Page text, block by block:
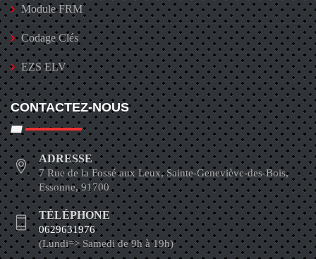
Module FRM
Codage Clés
EZS ELV
CONTACTEZ-NOUS
ADRESSE
7 Rue de la Fossé aux Leux, Sainte-Geneviève-des-Bois,
Essonne, 91700
TÉLÉPHONE
0629631976
(Lundi=> Samedi de 9h à 19h)